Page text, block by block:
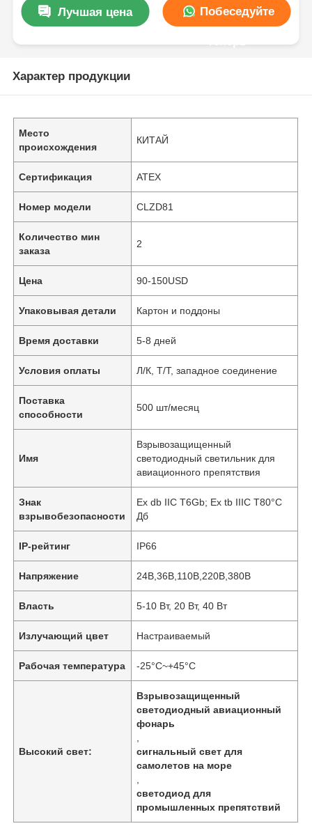
Лучшая цена Побеседуйте
Характер продукции
Место
происхождения
КИТАЙ
Сертификация ATEX
Номер модели CLZD81
Количество мин
заказа
2
Цена 90-150USD
Упаковывая детали Картон и поддоны
Время доставки 5-8 дней
Условия оплаты Л/К, Т/Т, западное соединение
Поставка
способности
500 шт/месяц
Имя
Взрывозащищенный
светодиодный светильник для
авиационного препятствия
Знак
взрывобезопасности
Ex db IIC T6Gb; Ex tb IIIC T80°C
Дб
IP-рейтинг IP66
Напряжение 24В,36В,110В,220В,380В
Власть 5-10 Вт, 20 Вт, 40 Вт
Излучающий цвет Настраиваемый
Рабочая температура -25°С~+45°С
Высокий свет:
Взрывозащищенный
светодиодный авиационный
фонарь
сигнальный свет для
самолетов на море
светодиод для
промышленных препятствий